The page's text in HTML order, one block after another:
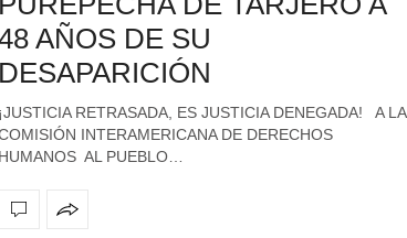
AÑOS DE SU
DESAPARICIÓN
¡JUSTICIA RETRASADA, ES JUSTICIA DENEGADA! A LA
INTERAMERICANA DE DERECHOS
HUMANOS AL PUEBLO…